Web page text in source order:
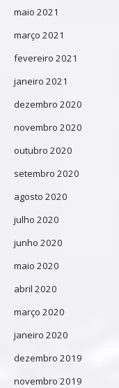
maio 2021
março 2021
fevereiro 2021
janeiro 2021
dezembro 2020
novembro 2020
outubro 2020
setembro 2020
agosto 2020
julho 2020
junho 2020
maio 2020
abril 2020
março 2020
janeiro 2020
dezembro 2019
novembro 2019